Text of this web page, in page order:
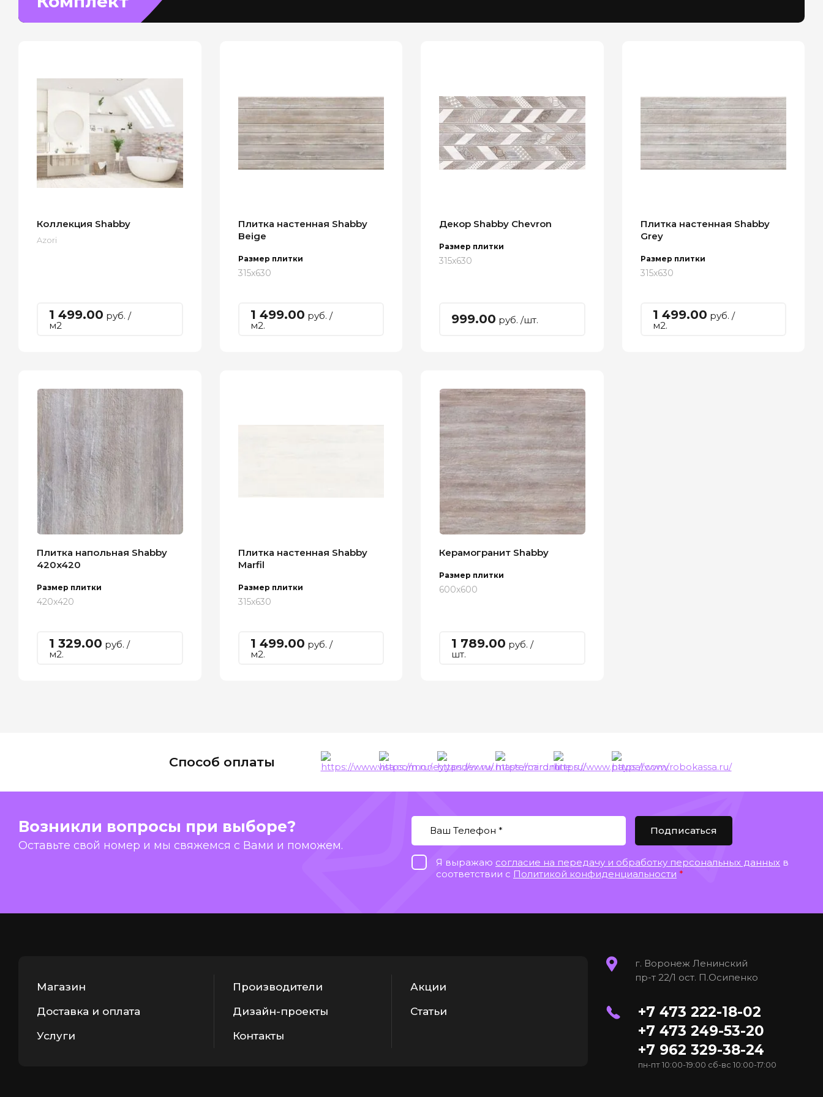
Коллекция Shabby
Azori
1 499.00 руб. /
м2
Плитка настенная Shabby
Beige
Размер плитки
315x630
1 499.00 руб. /
м2.
Декор Shabby Chevron
Размер плитки
315x630
999.00 руб. /шт.
Плитка настенная Shabby
Grey
Размер плитки
315x630
1 499.00 руб. /
м2.
Плитка напольная Shabby
420x420
Размер плитки
420x420
1 329.00 руб. /
м2.
Плитка настенная Shabby
Marfil
Размер плитки
315x630
1 499.00 руб. /
м2.
Керамогранит Shabby
Размер плитки
600x600
1 789.00 руб. /
шт.
Способ оплаты
Возникли вопросы при выборе?
Оставьте свой номер и мы свяжемся с Вами и поможем.
Я выражаю согласие на передачу и обработку персональных данных в
соответствии с Политикой конфиденциальности *
Подписаться
Магазин Производители
Акции
Доставка и оплата
Дизайн-проекты
Статьи
Услуги
Контакты
г. Воронеж Ленинский
пр-т 22/1 ост. П.Осипенко
+7 473 222-18-02
+7 473 249-53-20
+7 962 329-38-24
пн-пт 10:00-19:00 сб-вс 10:00-17:00